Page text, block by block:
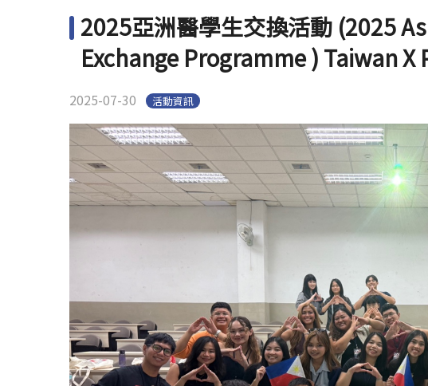
2025亞洲醫學生交換活動 (2025
Exchange Programme ) Taiwan
2025-07-30 活動資訊